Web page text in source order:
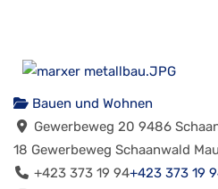
Bauen und Wohnen
Gewerbeweg 20 9486
18 Gewerbeweg Schaanwald
+423 373 19 94+423 373 19